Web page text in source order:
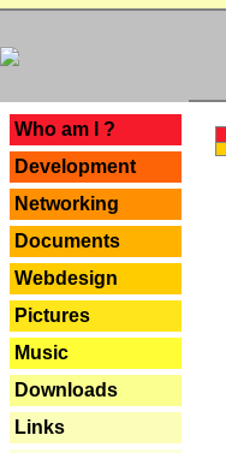
Who am I ?
Development
Networking
Documents
Webdesign
Pictures
Music
Downloads
Links